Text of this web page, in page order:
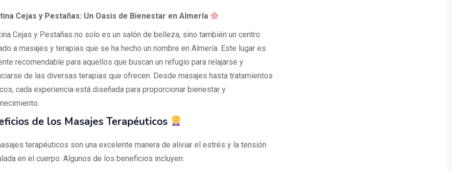
Cejas y Pestañas: Un Oasis de Bienestar en Almería
Cejas y Pestañas no solo es un salón de belleza, sino también un centro
a masajes y terapias que se ha hecho un nombre en Almería. Este lugar es
recomendable para aquellos que buscan un refugio para relajarse y
de las diversas terapias que ofrecen. Desde masajes hasta tratamientos
cada experiencia está diseñada para proporcionar bienestar y
de los Masajes Terapéuticos
terapéuticos son una excelente manera de aliviar el estrés y la tensión
en el cuerpo. Algunos de los beneficios incluyen: